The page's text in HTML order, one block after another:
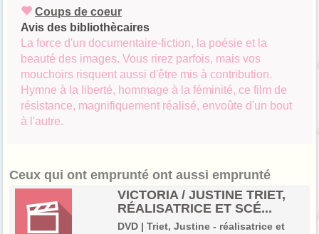
Coups de coeur
Avis des bibliothècaires
La force d'un documentaire-fiction, la poésie et la
beauté des images. Vous rirez parfois, mais vos
mouchoirs risquent aussi d'être mis à contribution.
Hymne à la liberté, hommage à la féminité, ce film de
résistance, magnifiquement réalisé, envoûte d'un bout
à l'autre.
Ceux qui ont emprunté ont aussi emprunté
VICTORIA / JUSTINE TRIET,
RÉALISATRICE ET SCÉ...
DVD | Triet, Justine - réalisatrice et